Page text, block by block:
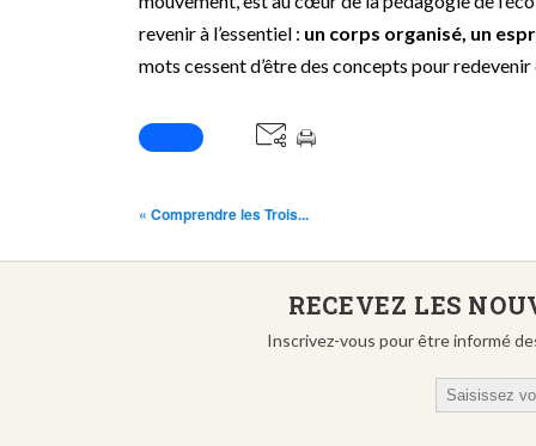
revenir à l’essentiel : un corps organisé, un
mots cessent d’être des concepts pour
« Comprendre les Trois...
RECEVEZ LES
Inscrivez-vous pour être informé
Email